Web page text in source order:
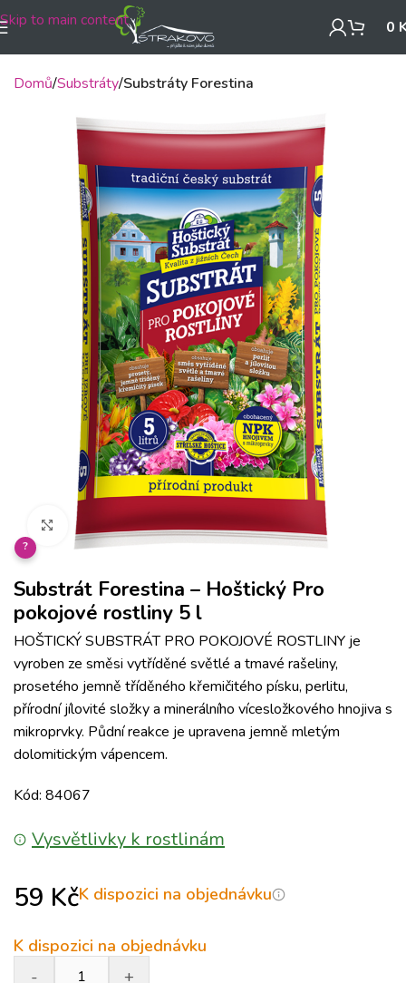
Skip to main content 0
Domů Substráty Substráty Forestina
Klikněte pro zvětšení
?
Substrát Forestina – Hoštický Pro
pokojové rostliny 5 l
HOŠTICKÝ SUBSTRÁT PRO POKOJOVÉ ROSTLINY je
vyroben ze směsi vytříděné světlé a tmavé rašeliny,
prosetého jemně tříděného křemičitého písku, perlitu,
přírodní jílovité složky a minerálního vícesložkového hnojiva s
mikroprvky. Půdní reakce je upravena jemně mletým
dolomitickým vápencem.
Kód: 84067
Vysvětlivky k rostlinám
59 KčK dispozici na objednávku
K dispozici na objednávku